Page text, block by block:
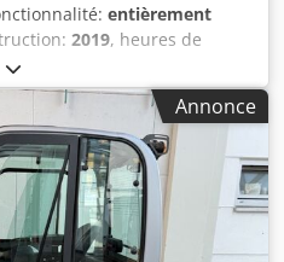
entièrement
2019, heures de
de charge:
, levée libre:2 160 mm, type
de construction:2 960
775 Ah, capacité restante de
tension de la batterie:
, longueur des fourches:
CE, Vérification de
cabine, déplacement
Annonce